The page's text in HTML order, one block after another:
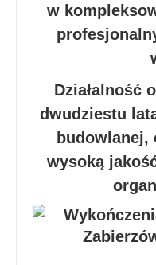
w
Działalność
dwudziestu
budowlanej,
wysoką